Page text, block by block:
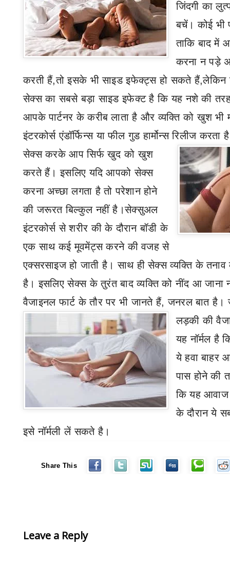
जिंदगी का
बचें। कोई भी
ताकि बाद में
करना न पड़े
करती हैं,तो इसके भी साइड इफेक्ट्स हो सकते हैं,लेकिन
सेक्स का सबसे बड़ा साइड इफेक्ट है कि यह नशे की
आपके पार्टनर के करीब लाता है और व्यक्ति को खुश भी
इंटरकोर्स एंडॉर्फिन्स या फील गुड हार्मोन्स रिलीज करता
सेक्स करके आप सिर्फ खुद को खुश
करते हैं। इसलिए यदि आपको सेक्स
करना अच्छा लगता है तो परेशान होने
की जरूरत बिल्कुल नहीं है।सेक्सुअल
इंटरकोर्स से शरीर की के दौरान बॉडी के
एक साथ कई मूवमेंट्स करने की वजह से
एक्सरसाइज हो जाती है। साथ ही सेक्स व्यक्ति के
है। इसलिए सेक्स के तुरंत बाद व्यक्ति को नींद आ जाना
वैजाइनल फार्ट के तौर पर भी जानते हैं,जनरल बात है।
लड़की की
यह नॉर्मल है
ये हवा बाहर
पास होने की
कियह आवाज
के दौरान ये
इसे नॉर्मली लेंसकते है।
Share This
Leave a Reply